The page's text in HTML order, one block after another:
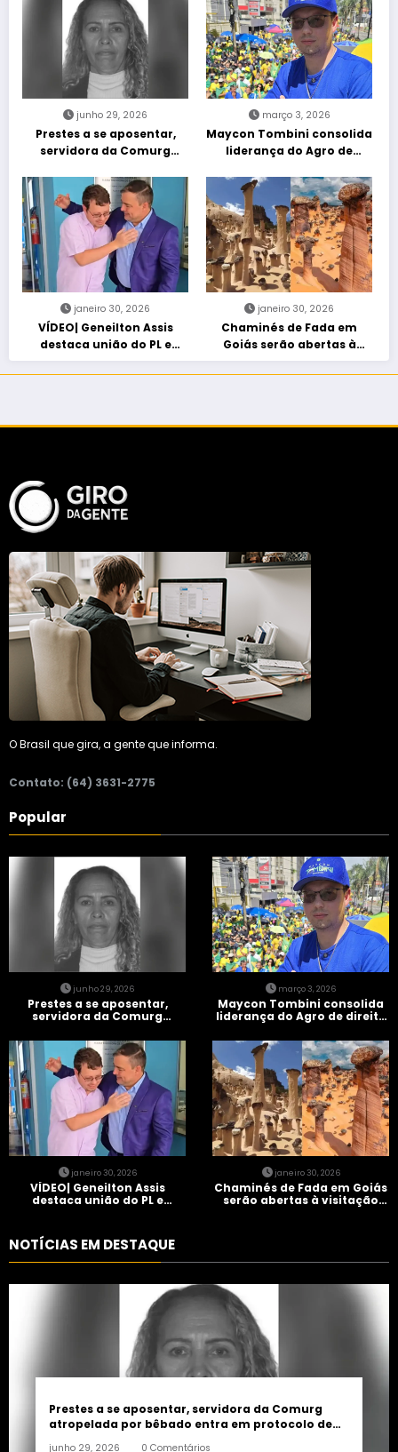
junho 29, 2026
Prestes a se aposentar,
servidora da Comurg
entra em protocolo de
morte encefálica
março 3, 2026
Maycon Tombini consolida
liderança do Agro de
“Acorda Brasil” em Goiânia
janeiro 30, 2026
VÍDEO| Geneilton Assis
destaca união do PL e
consolidação de apoio a
Maycon Tombini em Jataí
janeiro 30, 2026
Chaminés de Fada em
Goiás serão abertas à
visitação controlada
O Brasil que gira, a gente que informa.
Contato: (64) 3631-2775
Popular
junho 29, 2026
Prestes a se aposentar,
servidora da Comurg
entra em protocolo de
morte encefálica
março 3, 2026
Maycon Tombini consolida
liderança do Agro de direita
Brasil” em Goiânia
janeiro 30, 2026
VÍDEO| Geneilton Assis
destaca união do PL e
janeiro 30, 2026
Chaminés de Fada em Goiás
serão abertas à visitação
NOTÍCIAS EM DESTAQUE
Prestes a se aposentar, servidora da Comurg
atropelada por bêbado entra em protocolo de
junho 29, 2026 0 Comentários